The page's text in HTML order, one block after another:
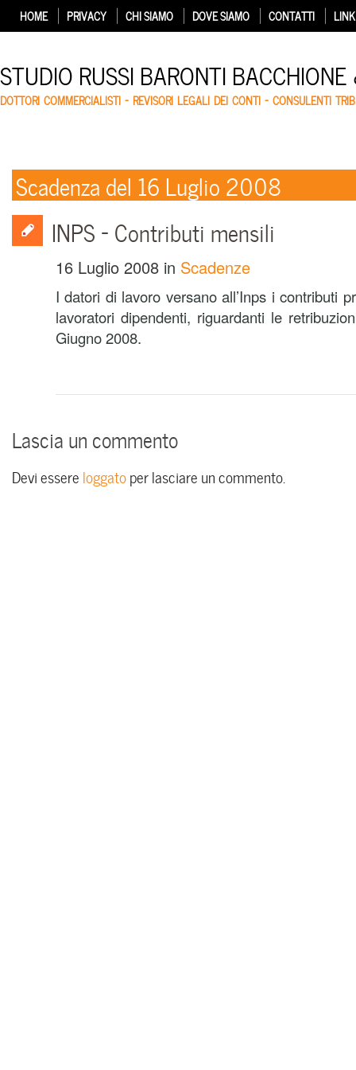
HOME PRIVACY CHI SIAMO DOVE SIAMO CONTATTI LINK
STUDIO RUSSI BARONTI
DOTTORI COMMERCIALISTI – REVISORI LEGALI DEI CONTI – CONSULENTI
Scadenza del 16 Luglio 2008
INPS – Contributi mensili
16 Luglio 2008 in Scadenze
I datori di lavoro versano all’Inps i contributi
lavoratori dipendenti, riguardanti le
Giugno 2008.
Lascia un commento
Devi essere loggatoper lasciare un commento.